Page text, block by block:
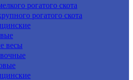
рогатого скота
рогатого скота
весы